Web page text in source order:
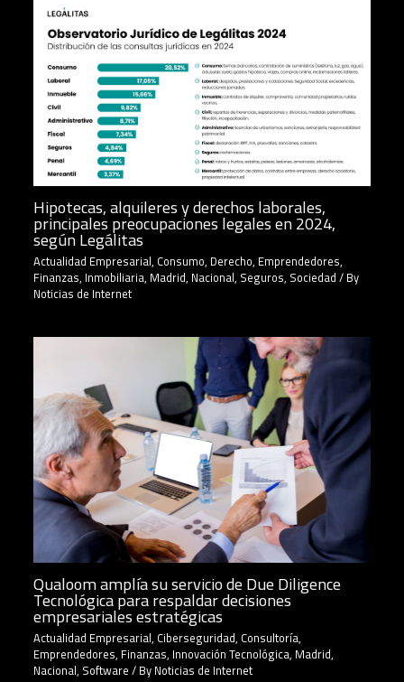
Hipotecas, alquileres y derechos laborales,
principales preocupaciones legales en 2024,
según Legálitas
Actualidad Empresarial, Consumo, Derecho, Emprendedores,
Finanzas, Inmobiliaria, Madrid, Nacional, Seguros, Sociedad/ By
Noticias de Internet
Qualoom amplía su servicio de Due Diligence
Tecnológica para respaldar decisiones
empresariales estratégicas
Actualidad Empresarial, Ciberseguridad, Consultoría,
Emprendedores, Finanzas, Innovación Tecnológica, Madrid,
Nacional, Software/ ByNoticias de Internet